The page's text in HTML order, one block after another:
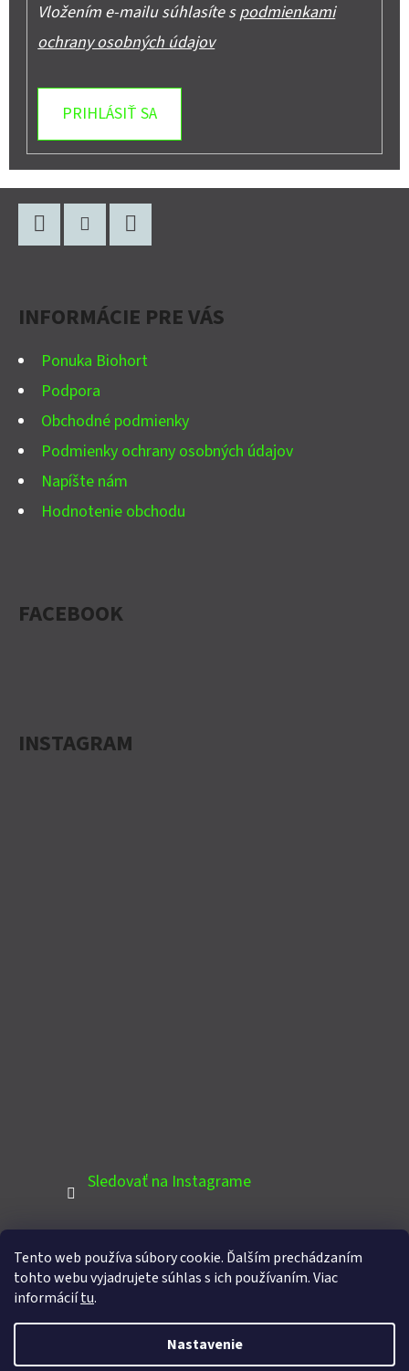
Tento web používa súbory cookie. Ďalším prechádzaním
tohto webu vyjadrujete súhlas s ich používaním. Viac
informáciítu.
Nastavenie
Vložením e-mailu súhlasíte spodmienkami
ochrany osobných údajov
PRIHLÁSIŤ SA
INFORMÁCIE PRE VÁS
Ponuka Biohort
Podpora
Obchodné podmienky
Podmienky ochrany osobných údajov
Napíšte nám
Hodnotenie obchodu
FACEBOOK
INSTAGRAM
Sledovať na Instagrame
PINTEREST
Vytvoril Shoptet